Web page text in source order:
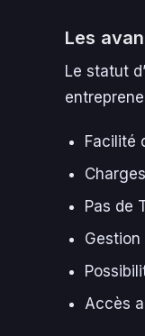
Les
Le statut d’
Facilité
Pas de
Accès